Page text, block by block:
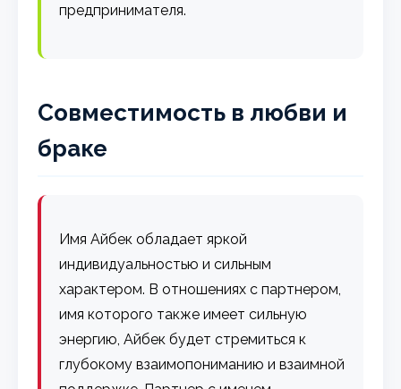
предпринимателя.
Совместимость в любви и
браке
Имя Айбек обладает яркой
индивидуальностью и сильным
характером. В отношениях с партнером,
имя которого также имеет сильную
энергию, Айбек будет стремиться к
глубокому взаимопониманию и взаимной